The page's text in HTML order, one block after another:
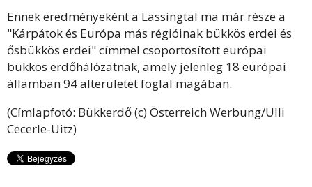
Ennek eredményeként a Lassingtal ma már része a
"Kárpátok és Európa más régióinak bükkös erdei és
ősbükkös erdei" címmel csoportosított európai
bükkös erdőhálózatnak, amely jelenleg 18 európai
államban 94 alterületet foglal magában.
(Címlapfotó: Bükkerdő (c) Österreich Werbung/Ulli
Cecerle-Uitz)